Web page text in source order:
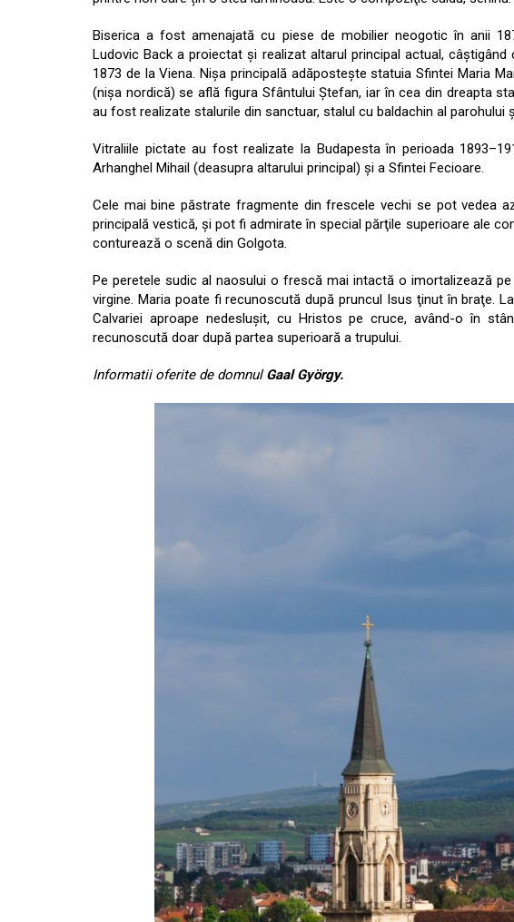
Biserica a fost amenajată cu piese de mobilier neogotic în anii
Ludovic Back a proiectat şi realizat altarul principal actual,
1873 de la Viena. Nişa principală adăposteşte statuia Sfintei Maria
(nişa nordică) se află figura Sfântului Ştefan, iar în cea din dreapta
au fost realizate stalurile din sanctuar, stalul cu baldachin al parohului
Vitraliile pictate au fost realizate la Budapesta în perioada
Arhanghel Mihail (deasupra altarului principal) şi a Sfintei Fecioare.
Cele mai bine păstrate fragmente din frescele vechi se pot vedea
principală vestică, şi pot fi admirate în special părţile superioare ale
conturează o scenă din Golgota.
Pe peretele sudic al naosului o frescă mai intactă o imortalizează
virgine. Maria poate fi recunoscută după pruncul Isus ţinut în braţe.
Calvariei aproape nedesluşit, cu Hristos pe cruce, având-o în
recunoscută doar după partea superioară a trupului.
Informatii oferite de domnulGaal György.